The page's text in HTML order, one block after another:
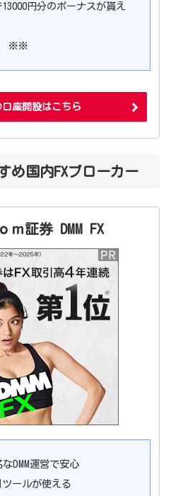
円分のボーナスが貰え
※※
座開設はこちら
め国内FXブローカー
証券 DMM FX
DMM運営で安心
ールが使える